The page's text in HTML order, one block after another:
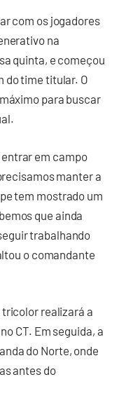
com os jogadores
na
quinta, e começou
do time titular. O
para buscar
entrar em campo
manter a
tem mostrado um
que ainda
trabalhando
o comandante
tricolor realizará a
CT. Em seguida, a
do Norte, onde
antes do